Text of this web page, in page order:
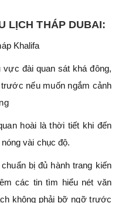
LỊCH THÁP DUBAI:
Khalifa
đài quan sát khá đông,
nếu muốn ngắm cảnh
hoài là thời tiết khi đến
vài chục độ.
bị đủ hành trang kiến
các tin tìm hiểu nét văn
không phải bỡ ngỡ trước